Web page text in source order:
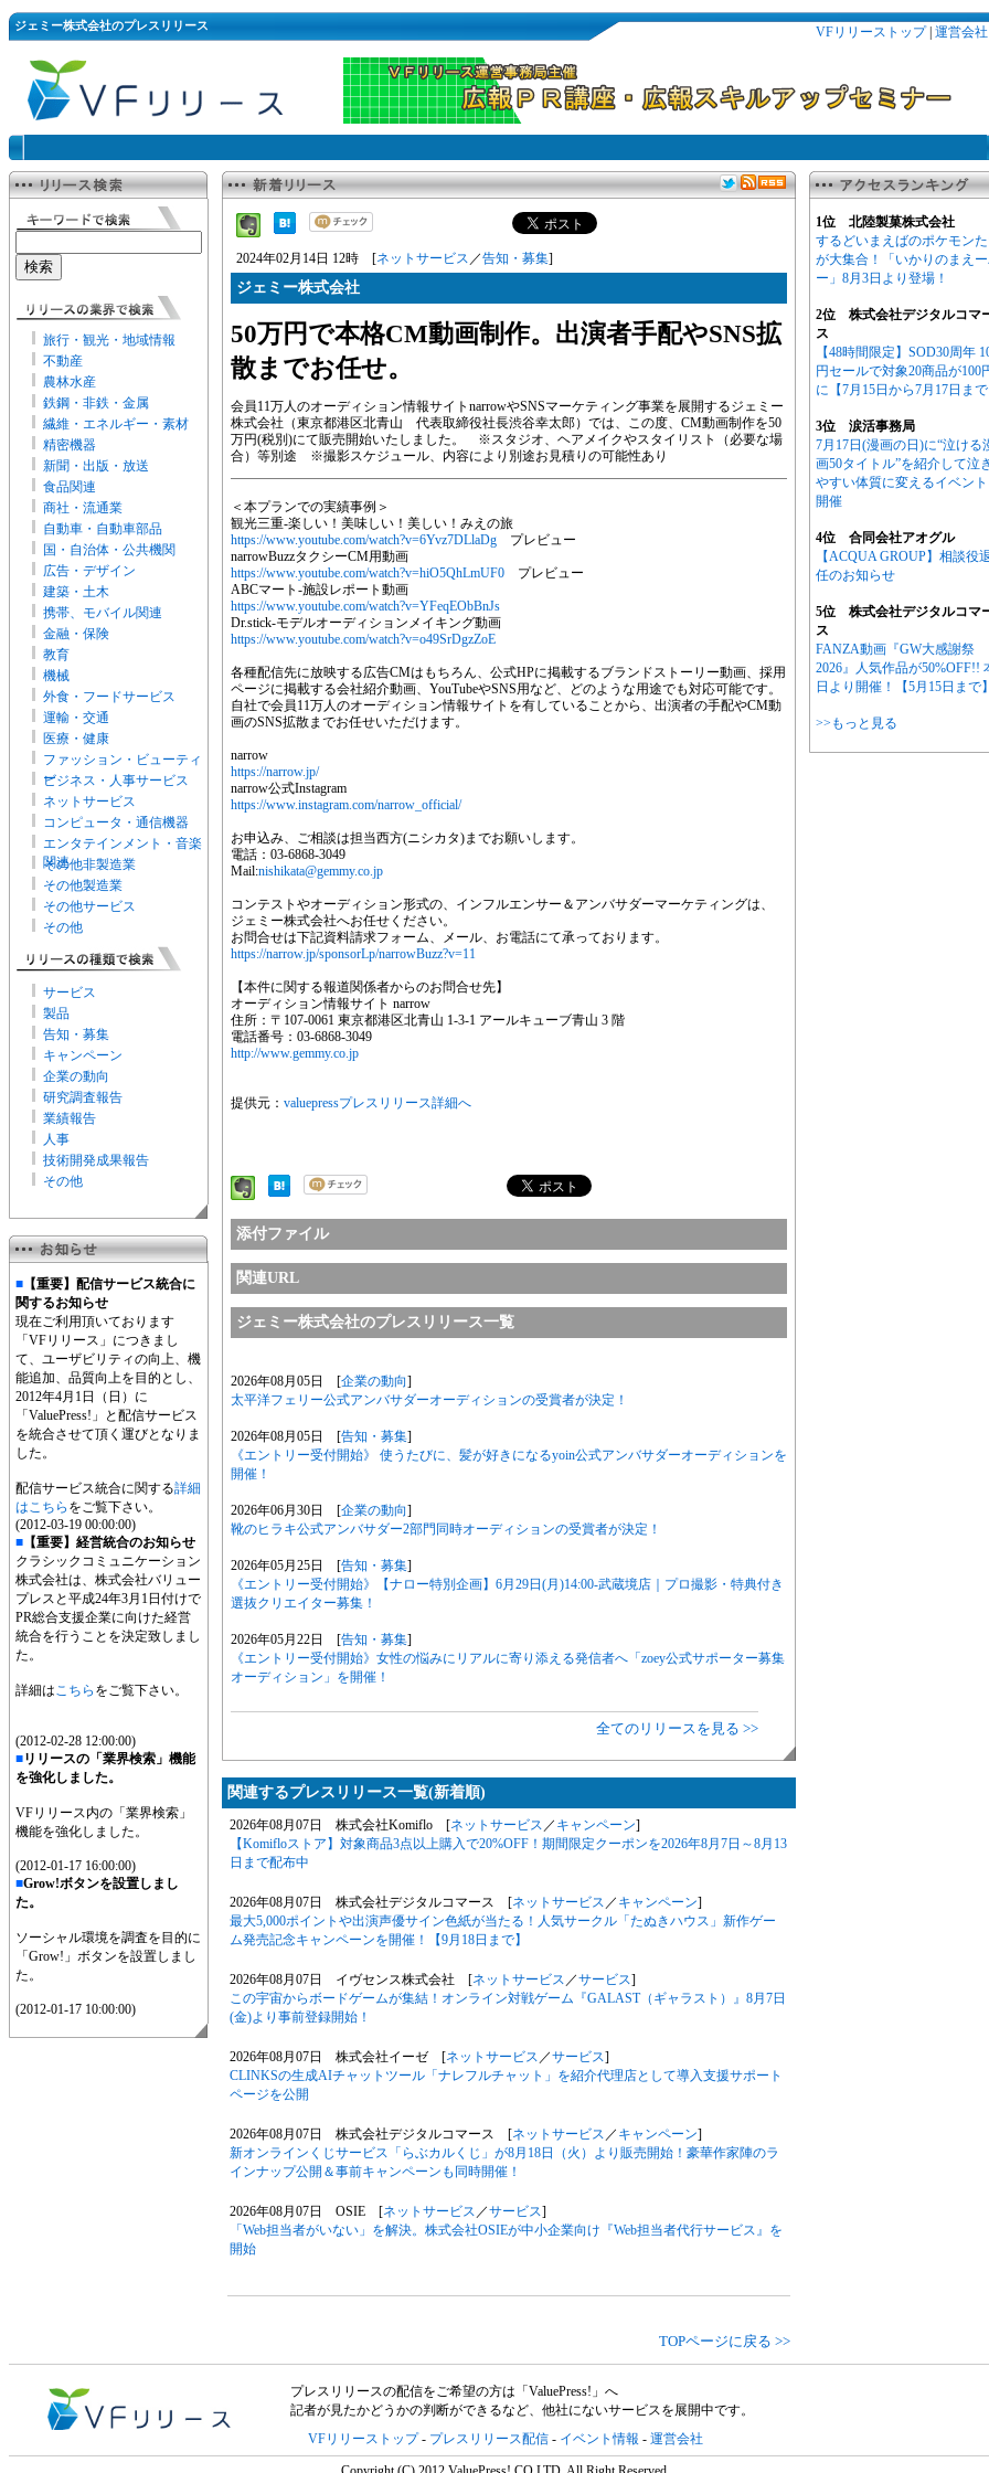
ジェミー株式会社のプレスリリース VFリリーストップ| 運営会社
旅行・観光・地域情報
不動産
農林水産
鉄鋼・非鉄・金属
繊維・エネルギー・素材
精密機器
新聞・出版・放送
食品関連
商社・流通業
自動車・自動車部品
国・自治体・公共機関
広告・デザイン
建築・土木
携帯、モバイル関連
金融・保険
教育
機械
外食・フードサービス
運輸・交通
医療・健康
ファッション・ビューティ
ー
ビジネス・人事サービス
ネットサービス
コンピュータ・通信機器
エンタテインメント・音楽
関連
その他非製造業
その他製造業
その他サービス
その他
サービス
製品
告知・募集
キャンペーン
企業の動向
研究調査報告
業績報告
人事
技術開発成果報告
その他
■ 【重要】配信サービス統合に
関するお知らせ
現在ご利用頂いております
「VFリリース」につきまし
て、ユーザビリティの向上、機
能追加、品質向上を目的とし、
2012年4月1日（日）に
「ValuePress!」と配信サービス
を統合させて頂く運びとなりま
した。
配信サービス統合に関する詳細
はこちら をご覧下さい。
(2012-03-19 00:00:00)
■ 【重要】経営統合のお知らせ
クラシックコミュニケーション
株式会社は、株式会社バリュー
プレスと平成24年3月1日付けで
PR総合支援企業に向けた経営
統合を行うことを決定致しまし
た。
詳細はこちら をご覧下さい。
(2012-02-28 12:00:00)
■リリースの「業界検索」機能
を強化しました。
VFリリース内の「業界検索」
機能を強化しました。
(2012-01-17 16:00:00)
■Grow!ボタンを設置しまし
た。
ソーシャル環境を調査を目的に
「Grow!」ボタンを設置しまし
た。
(2012-01-17 10:00:00)
2024年02月14日 12時 [ネットサービス ／告知・募集]
ジェミー株式会社
50万円で本格CM動画制作。出演者手配やSNS拡
散までお任せ。
会員11万人のオーディション情報サイトnarrowやSNSマーケティング事業を展開するジェミー
株式会社（東京都港区北青山 代表取締役社長渋谷幸太郎）では、この度、CM動画制作を50
万円(税別)にて販売開始いたしました。 ※スタジオ、ヘアメイクやスタイリスト（必要な場
合）等別途 ※撮影スケジュール、内容により別途お見積りの可能性あり
＜本プランでの実績事例＞
観光三重-楽しい！美味しい！美しい！みえの旅
https://www.youtube.com/watch?v=6Yvz7DLlaDg プレビュー
narrowBuzzタクシーCM用動画
https://www.youtube.com/watch?v=hiO5QhLmUF0 プレビュー
ABCマート-施設レポート動画
https://www.youtube.com/watch?v=YFeqEObBnJs
Dr.stick-モデルオーディションメイキング動画
https://www.youtube.com/watch?v=o49SrDgzZoE
各種配信先に放映する広告CMはもちろん、公式HPに掲載するブランドストーリー動画、採用
ページに掲載する会社紹介動画、YouTubeやSNS用など、どのような用途でも対応可能です。
自社で会員11万人のオーディション情報サイトを有していることから、出演者の手配やCM動
画のSNS拡散までお任せいただけます。
narrow
https://narrow.jp/
narrow公式Instagram
https://www.instagram.com/narrow_official/
お申込み、ご相談は担当西方(ニシカタ)までお願いします。
電話：03-6868-3049
Mail:nishikata@gemmy.co.jp
コンテストやオーディション形式の、インフルエンサー＆アンバサダーマーケティングは、
ジェミー株式会社へお任せください。
お問合せは下記資料請求フォーム、メール、お電話にて承っております。
https://narrow.jp/sponsorLp/narrowBuzz?v=11
【本件に関する報道関係者からのお問合せ先】
オーディション情報サイト narrow
住所：〒107-0061 東京都港区北青山 1-3-1 アールキューブ青山 3 階
電話番号：03-6868-3049
http://www.gemmy.co.jp
提供元： valuepressプレスリリース詳細へ
添付ファイル
関連URL
ジェミー株式会社のプレスリリース一覧
2026年08月05日 [企業の動向]
太平洋フェリー公式アンバサダーオーディションの受賞者が決定！
2026年08月05日 [告知・募集]
《エントリー受付開始》 使うたびに、髪が好きになるyoin公式アンバサダーオーディションを
開催！
2026年06月30日 [企業の動向]
靴のヒラキ公式アンバサダー2部門同時オーディションの受賞者が決定！
2026年05月25日 [告知・募集]
《エントリー受付開始》【ナロー特別企画】6月29日(月)14:00-武蔵境店｜プロ撮影・特典付き
選抜クリエイター募集！
2026年05月22日 [告知・募集]
《エントリー受付開始》女性の悩みにリアルに寄り添える発信者へ「zoey公式サポーター募集
オーディション」を開催！
全てのリリースを見る >>
関連するプレスリリース一覧(新着順)
2026年08月07日 株式会社Komiflo [ネットサービス ／ キャンペーン]
【Komifloストア】対象商品3点以上購入で20%OFF！期間限定クーポンを2026年8月7日～8月13
日まで配布中
2026年08月07日 株式会社デジタルコマース [ネットサービス ／ キャンペーン]
最大5,000ポイントや出演声優サイン色紙が当たる！人気サークル「たぬきハウス」新作ゲー
ム発売記念キャンペーンを開催！【9月18日まで】
2026年08月07日 イヴセンス株式会社 [ネットサービス ／サービス]
この宇宙からボードゲームが集結！オンライン対戦ゲーム『GALAST（ギャラスト）』8月7日
(金)より事前登録開始！
2026年08月07日 株式会社イーゼ [ネットサービス ／サービス]
CLINKSの生成AIチャットツール「ナレフルチャット」を紹介代理店として導入支援サポート
ページを公開
2026年08月07日 株式会社デジタルコマース [ネットサービス ／ キャンペーン]
新オンラインくじサービス「らぶカルくじ」が8月18日（火）より販売開始！豪華作家陣のラ
インナップ公開＆事前キャンペーンも同時開催！
2026年08月07日 OSIE [ネットサービス ／サービス]
「Web担当者がいない」を解決。株式会社OSIEが中小企業向け『Web担当者代行サービス』を
開始
TOPページに戻る >>
1位 北陸製菓株式会社
するどいまえばのポケモン
が大集合！「いかりのまえ
ー」8月3日より登場！
2位 株式会社デジタルコマ
ス
【48時間限定】SOD30周年
円セールで対象20商品が100
に【7月15日から7月17日まで
3位 涙活事務局
7月17日(漫画の日)に“泣ける
画50タイトル”を紹介して泣
やすい体質に変えるイベン
開催
4位 合同会社アオグル
【ACQUA GROUP】相談役
任のお知らせ
5位 株式会社デジタルコマ
ス
FANZA動画『GW大感謝祭
2026』人気作品が50%OFF!!
日より開催！【5月15日まで】
>>もっと見る
プレスリリースの配信をご希望の方は「ValuePress!」へ
記者が見たかどうかの判断ができるなど、他社にないサービスを展開中です。
VFリリーストップ- プレスリリース配信 - イベント情報 - 運営会社